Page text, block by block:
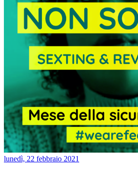
lunedì, 22 febbraio 2021